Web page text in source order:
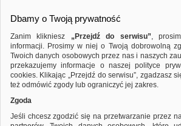
Marka ICO
Porównaj Sortuj według
Dbamy o Twoją prywatność
Zanim klikniesz „Przejdź do serwisu”,
informacji. Prosimy w niej o Twoją dobrowolną
Twoich danych osobowych przez nas i naszych
przekazujemy informacje o naszej polityce
cookies. Klikając „Przejdź do serwisu”, zgadzasz
też odmówić zgody lub ograniczyć jej zakres.
Zgoda
Jeśli chcesz zgodzić się na przetwarzanie przez